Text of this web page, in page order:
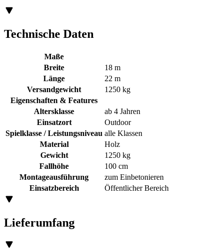
Technische Daten
Maße
Breite
18 m
Länge
22 m
Versandgewicht
1250 kg
Eigenschaften & Features
Altersklasse
ab 4 Jahren
Einsatzort
Outdoor
Spielklasse / Leistungsniveau alle Klassen
Material
Holz
Gewicht
1250 kg
Fallhöhe
100 cm
Montageausführung
zum Einbetonieren
Einsatzbereich
Öffentlicher Bereich
Lieferumfang